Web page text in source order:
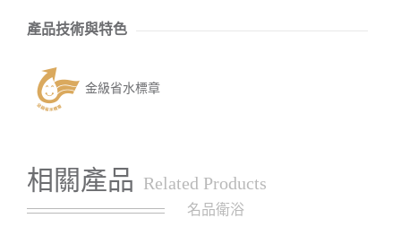
產品技術與特色
金級省水標章
相關產品 Related Products
名品衛浴